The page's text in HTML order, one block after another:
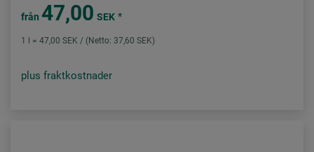
från 47,00 SEK *
1 l = 47,00 SEK / (Netto: 37,60 SEK)
plus fraktkostnader